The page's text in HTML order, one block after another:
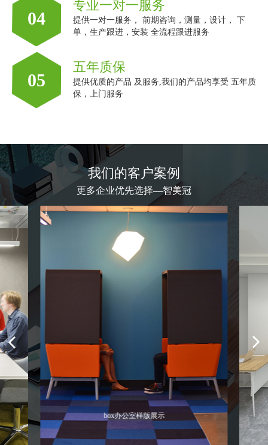
04
专业一对一服务
提供一对一服务， 前期咨询，测量，设计， 下
单，生产跟进，安装 全流程跟进服务
05
五年质保
提供优质的产品 及服务,我们的产品均享受 五年质
保，上门服务
我们的客户案例
更多企业优先选择—智美冠
千百棉连锁